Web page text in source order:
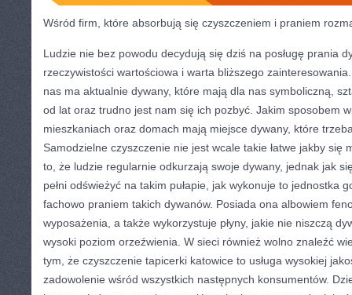
Wśród firm, które absorbują się czyszczeniem i praniem
Ludzie nie bez powodu decydują się dziś na posługę prania
rzeczywistości wartościowa i warta bliższego
nas ma aktualnie dywany, które mają dla nas symboliczną,
od lat oraz trudno jest nam się ich pozbyć. Jakim sposobem
mieszkaniach oraz domach mają miejsce dywany, które
Samodzielne czyszczenie nie jest wcale takie łatwe jakby się
to, że ludzie regularnie odkurzają swoje dywany, jednak jak
pełni odświeżyć na takim pułapie, jak wykonuje to jednostka
fachowo praniem takich dywanów. Posiada ona albowiem
wyposażenia, a także wykorzystuje płyny, jakie nie niszczą
wysoki poziom orzeźwienia. W sieci również wolno znaleźć
tym, że czyszczenie tapicerki katowice to usługa wysokiej
zadowolenie wśród wszystkich następnych konsumentów.